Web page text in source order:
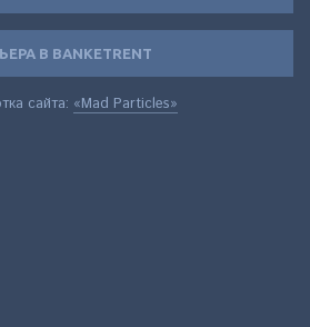
В BANKETRENT
сайта: «Mad Particles»